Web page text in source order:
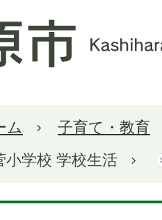
ム
子育て・教育
小学校 学校生活